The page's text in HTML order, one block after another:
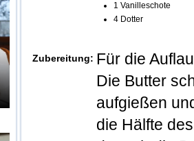
1 Vanilleschote
4 Dotter
Zubereitung: Für die
Die Butter
aufgießen
die Hälfte